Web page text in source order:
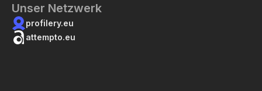
Unser Netzwerk
profilery.eu
attempto.eu